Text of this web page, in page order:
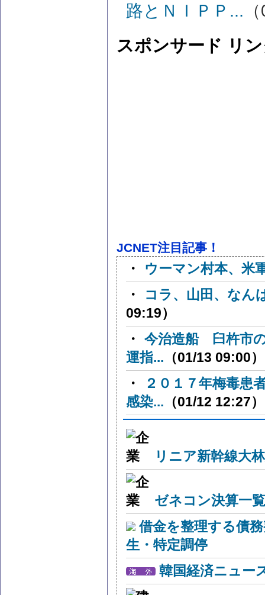
路とＮＩＰＰ...
スポンサード リ
JCNET注目記事！
・
ウーマン村本、米
・
コラ、山田、なん
09:19）
・ 今治造船 臼杵市
運指... （01/13 09:00）
・
２０１７年梅毒
感染... （01/12 12:27）
リニア新幹線大
ゼネコン決算一
借金を整理する債
生・特定調停
韓国経済ニュー